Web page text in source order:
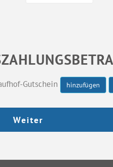
Gutschein hinzufügen